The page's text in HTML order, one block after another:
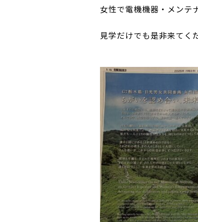
女性で電機機器・メンテ
見学だけでも是非来てく